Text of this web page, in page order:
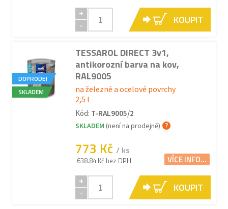
+
-
KOUPIT
DOPRODEJ
SKLADEM
TESSAROL DIRECT 3v1,
antikorozní barva na kov,
RAL9005
na železné a ocelové povrchy
2,5 l
Kód: T-RAL9005/2
SKLADEM (není na prodejně)
773 Kč / ks
638.84 Kč bez DPH VÍCE INFO...
+
-
KOUPIT